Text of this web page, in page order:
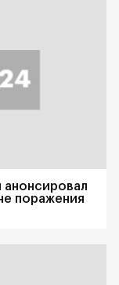
анонсировал
поражения